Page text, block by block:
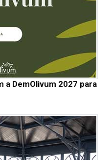
a DemOlivum 2027 para